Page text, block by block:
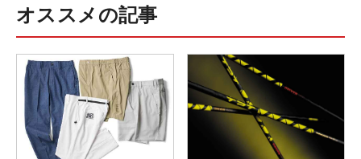
オススメの記事